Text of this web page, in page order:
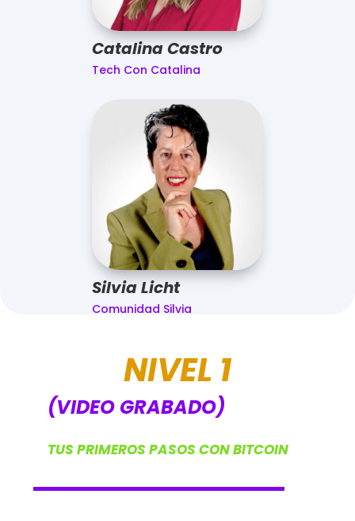
Catalina Castro
Tech Con Catalina
Silvia Licht
Comunidad Silvia
NIVEL 1
(VIDEO GRABADO)
TUS PRIMEROS PASOS CON BITCOIN